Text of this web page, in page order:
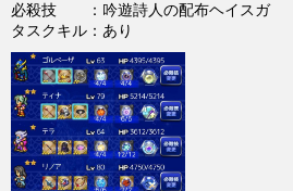
必殺技 ：吟遊詩人の配布ヘイスガ
タスクキル：あり